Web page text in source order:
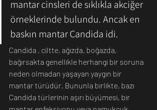
mantar cinsleri de sıklıkla akciğer
örneklerinde bulundu. Ancak en
baskın mantar Candida idi.
Candida , ciltte, ağızda, boğazda,
bağırsakta genellikle herhangi bir soruna
neden olmadan yaşayan yaygın bir
mantar türüdür. Bununla birlikte, bazı
Candida türlerinin aşırı büyümesi, bir